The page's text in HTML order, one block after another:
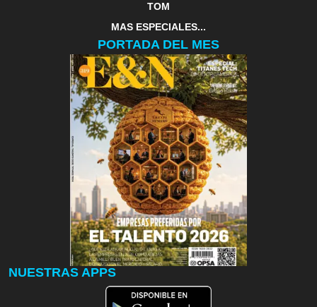
TOM
MAS ESPECIALES...
PORTADA DEL MES
NUESTRAS APPS